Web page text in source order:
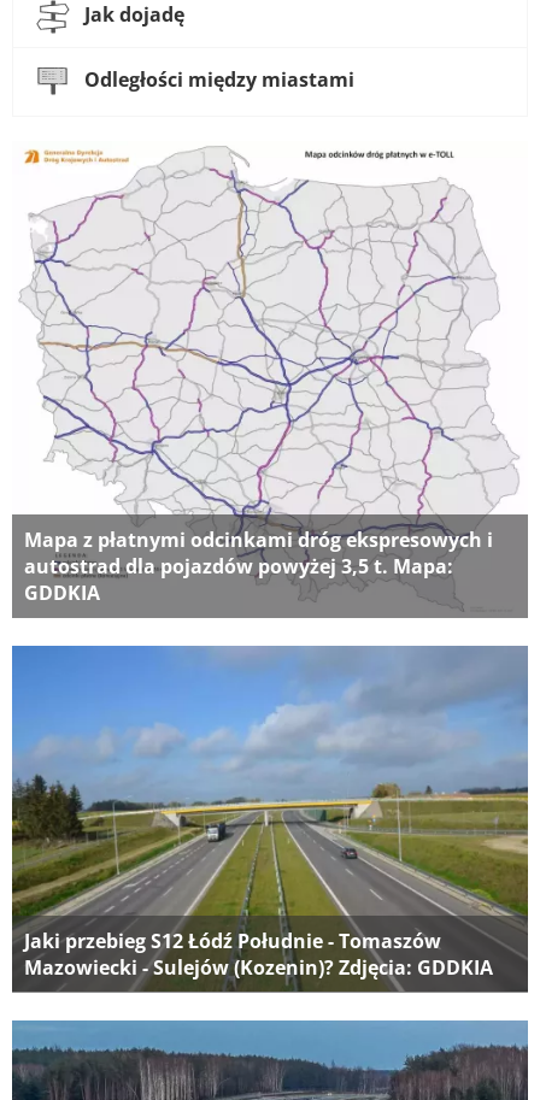
Jak dojadę
Odległości między miastami
Mapa z płatnymi odcinkami dróg ekspresowych i
autostrad dla pojazdów powyżej 3,5 t. Mapa:
GDDKIA
Jaki przebieg S12 Łódź Południe - Tomaszów
Mazowiecki - Sulejów (Kozenin)? Zdjęcia: GDDKIA